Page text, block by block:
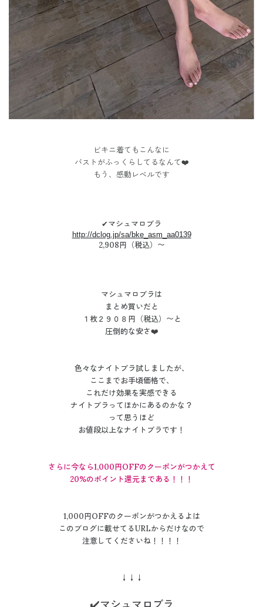
ビキニ着てもこんなに
バストがふっくらしてるなんて❤️
もう、感動レベルです
✔︎マシュマロブラ
http://dclog.jp/sa/bke_asm_aa0139
2,908円（税込）〜
マシュマロブラは
まとめ買いだと
１枚２９０８円（税込）〜と
圧倒的な安さ❤️
色々なナイトブラ試しましたが、
ここまでお手頃価格で、
これだけ効果を実感できる
ナイトブラってほかにあるのかな？
って思うほど
お値段以上なナイトブラです！
さらに今なら1,000円OFFのクーポンがつかえて
20%のポイント還元まである！！！
1,000円OFFのクーポンがつかえるよは
このブログに載せてるURLからだけなので
注意してくださいね！！！！
↓↓↓